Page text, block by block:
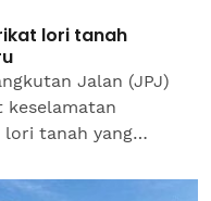
lori tanah
Jalan (JPJ)
keselamatan
tanah yang